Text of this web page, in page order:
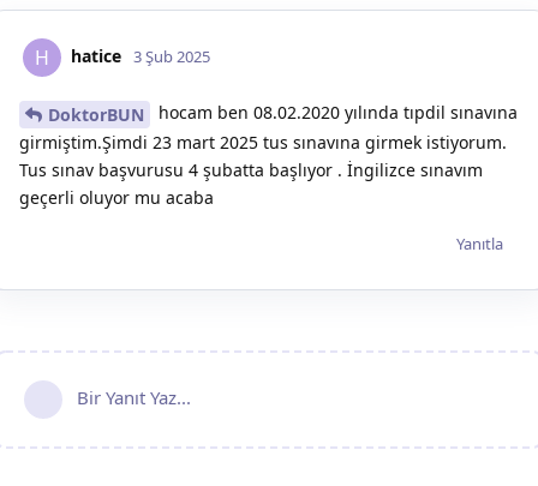
H hatice 3 Şub 2025
DoktorBUN
hocam ben 08.02.2020 yılında tıpdil sınavına
girmiştim.Şimdi 23 mart 2025 tus sınavına girmek istiyorum.
Tus sınav başvurusu 4 şubatta başlıyor . İngilizce sınavım
geçerli oluyor mu acaba
Yanıtla
Bir Yanıt Yaz...